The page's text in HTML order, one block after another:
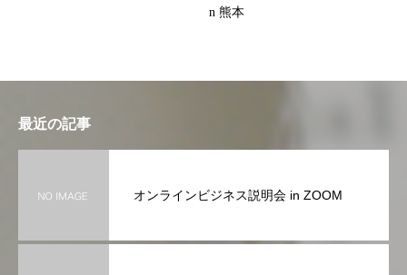
n 熊本
最近の記事
オンラインビジネス説明会 in ZOOM